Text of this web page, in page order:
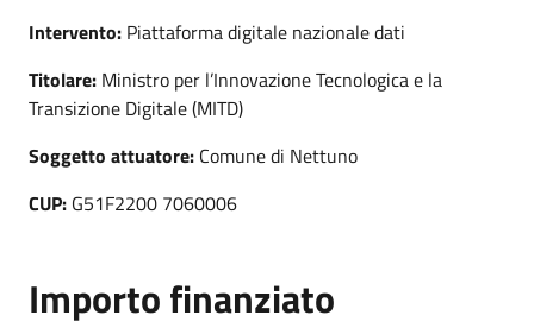
Intervento: Piattaforma digitale nazionale dati
Titolare: Ministro per l’Innovazione Tecnologica e la
Transizione Digitale (MITD)
Soggetto attuatore: Comune di Nettuno
CUP: G51F2200 7060006
Importo finanziato